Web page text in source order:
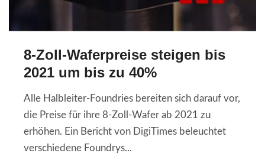
8-Zoll-Waferpreise steigen bis
2021 um bis zu 40%
Alle Halbleiter-Foundries bereiten sich darauf vor,
die Preise für ihre 8-Zoll-Wafer ab 2021 zu
erhöhen. Ein Bericht von DigiTimes beleuchtet
verschiedene Foundrys...